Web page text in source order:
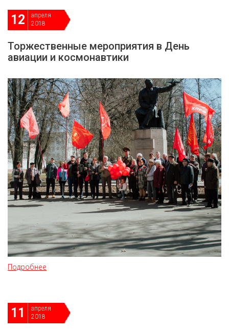
Вход Регистрация
12
апреля
2018
Торжественные мероприятия в День
авиации и космонавтики
Подробнее
11
апреля
2018